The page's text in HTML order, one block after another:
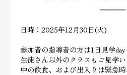
日時：2025年12月30日(火)
参加者の指導者の方は1日見学day
生徒さん以外のクラスもご見学
中の飲食、および出入りは緊急時